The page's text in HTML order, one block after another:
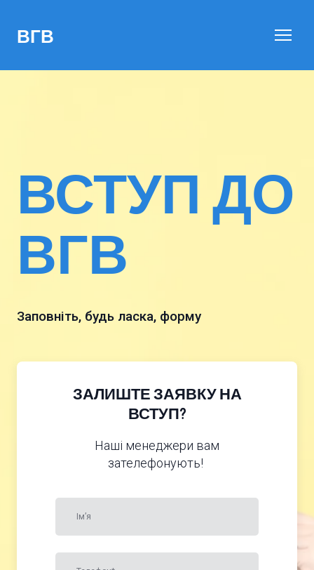
ВГВ
ВСТУП ДО
ВГВ
Заповніть, будь ласка, форму
ЗАЛИШТЕ ЗАЯВКУ НА
ВСТУП?
Наші менеджери вам
зателефонують!